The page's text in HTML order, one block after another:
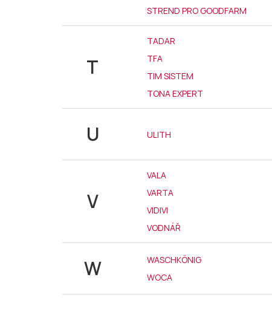
STREND PRO GOODFARM
T
TADAR
TFA
TIM SISTEM
TONA EXPERT
U ULITH
V
VALA
VARTA
VIDIVI
VODNÁŘ
W WASCHKÖNIG
WOCA